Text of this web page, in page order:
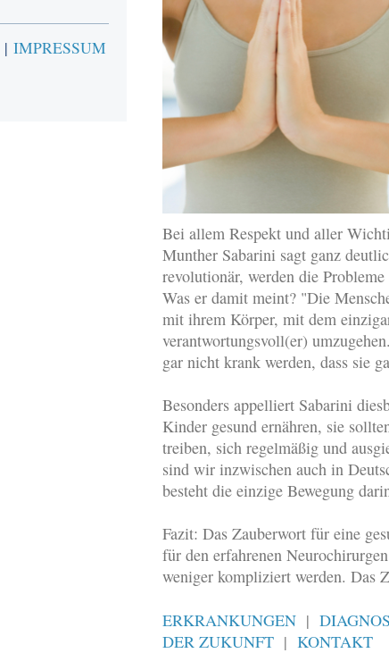
Bei allem Respekt und aller
Munther Sabarini sagt ganz
revolutionär, werden die
Was er damit meint? "Die
mit ihrem Körper, mit dem
verantwortungsvoll(er)
gar nicht krank werden, dass sie
Besonders appelliert Sabarini
Kinder gesund ernähren, sie
treiben, sich regelmäßig und
sind wir inzwischen auch in
besteht die einzige Bewegung
Fazit: Das Zauberwort für eine
für den erfahrenen
weniger kompliziert werden. Das
ERKRANKUNGEN |
DER ZUKUNFT | KONTAKT
| IMPRESSUM